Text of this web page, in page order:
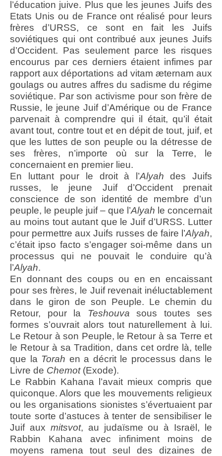
l’éducation juive. Plus que les jeunes Juifs des
Etats Unis ou de France ont réalisé pour leurs
frères d’URSS, ce sont en fait les Juifs
soviétiques qui ont contribué aux jeunes Juifs
d’Occident. Pas seulement parce les risques
encourus par ces derniers étaient infimes par
rapport aux déportations ad vitam æternam aux
goulags ou autres affres du sadisme du régime
soviétique. Par son activisme pour son frère de
Russie, le jeune Juif d’Amérique ou de France
parvenait à comprendre qui il était, qu’il était
avant tout, contre tout et en dépit de tout, juif, et
que les luttes de son peuple ou la détresse de
ses frères, n’importe où sur la Terre, le
concernaient en premier lieu.
En luttant pour le droit à l’Alyah des Juifs
russes, le jeune Juif d’Occident prenait
conscience de son identité de membre d’un
peuple, le peuple juif – que l’Alyah le concernait
au moins tout autant que le Juif d’URSS. Lutter
pour permettre aux Juifs russes de faire l’Alyah,
c’était ipso facto s’engager soi-même dans un
processus qui ne pouvait le conduire qu’à
l’Alyah.
En donnant des coups ou en en encaissant
pour ses frères, le Juif revenait inéluctablement
dans le giron de son Peuple. Le chemin du
Retour, pour la
Teshouva sous toutes ses
formes s’ouvrait alors tout naturellement à lui.
Le Retour à son Peuple, le Retour à sa Terre et
le Retour à sa Tradition, dans cet ordre là, telle
que la Torah en a décrit le processus dans le
Livre de Chemot (Exode).
Le Rabbin Kahana l’avait mieux compris que
quiconque. Alors que les mouvements religieux
ou les organisations sionistes s’évertuaient par
toute sorte d’astuces à tenter de sensibiliser le
Juif aux mitsvot, au judaïsme ou à Israël, le
Rabbin Kahana avec infiniment moins de
moyens ramena tout seul des dizaines de